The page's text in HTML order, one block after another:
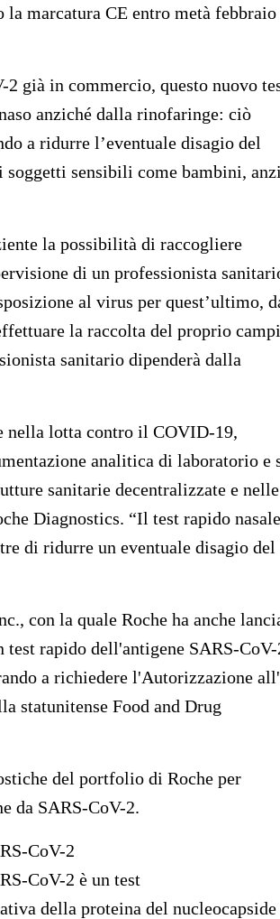
marcatura CE entro metà febbraio
già in commercio, questo nuovo
anziché dalla rinofaringe: ciò
a ridurre l’eventuale disagio del
sensibili come bambini,
la possibilità di raccogliere
di un professionista
al virus per quest’ultimo,
la raccolta del proprio
sanitario dipenderà dalla
nella lotta contro il COVID-19,
analitica di laboratorio e
sanitarie decentralizzate e nelle
Diagnostics. “Il test rapido
di ridurre un eventuale disagio del
con la quale Roche ha anche
rapido dell'antigene SARS-CoV-
a richiedere l'Autorizzazione
statunitense Food and Drug
del portfolio di Roche per
da SARS-CoV-2.
CoV-2
CoV-2 è un test
della proteina del nucleocapside